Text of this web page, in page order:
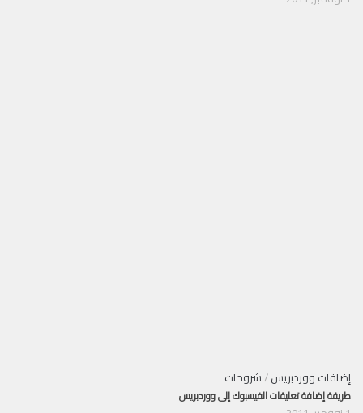
إضافات ووردبريس/شروحات
طريقة إضافة تعليقات الفيسبوك إلى ووردبريس